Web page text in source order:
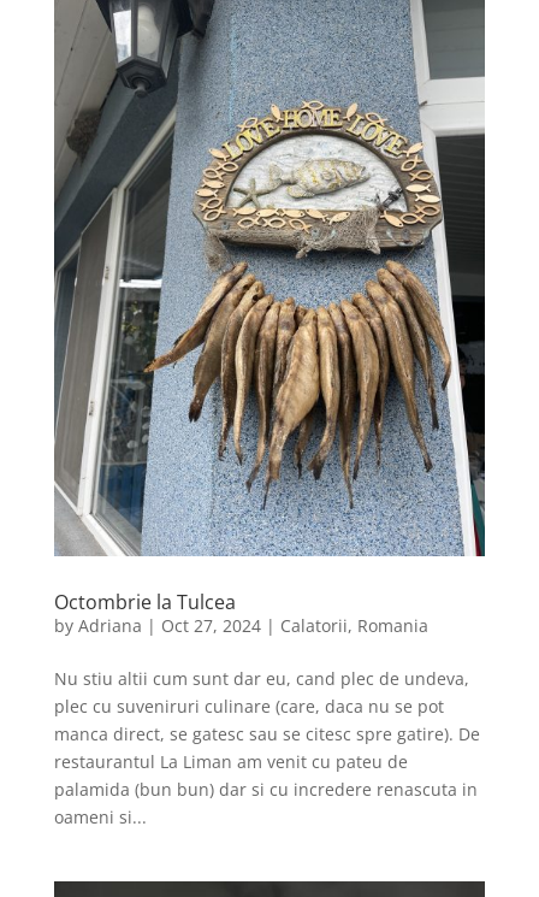
Octombrie la Tulcea
by Adriana | Oct 27, 2024| Calatorii, Romania
Nu stiu altii cum sunt dar eu, cand plec de undeva,
plec cu suveniruri culinare (care, daca nu se pot
manca direct, se gatesc sau se citesc spre gatire). De
restaurantul La Liman am venit cu pateu de
palamida (bun bun) dar si cu incredere renascuta in
oameni si...